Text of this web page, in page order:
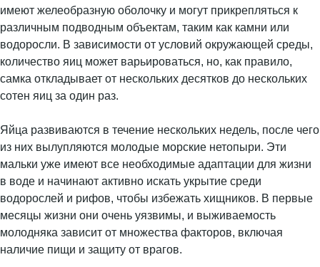
имеют желеобразную оболочку и могут прикрепляться к
различным подводным объектам, таким как камни или
водоросли. В зависимости от условий окружающей среды,
количество яиц может варьироваться, но, как правило,
самка откладывает от нескольких десятков до нескольких
сотен яиц за один раз.
Яйца развиваются в течение нескольких недель, после чего
из них вылупляются молодые морские нетопыри. Эти
мальки уже имеют все необходимые адаптации для жизни
в воде и начинают активно искать укрытие среди
водорослей и рифов, чтобы избежать хищников. В первые
месяцы жизни они очень уязвимы, и выживаемость
молодняка зависит от множества факторов, включая
наличие пищи и защиту от врагов.